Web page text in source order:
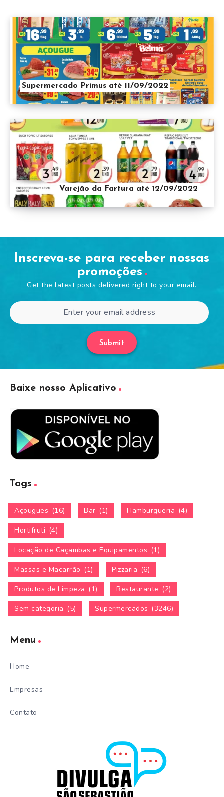
Supermercado Primus até 11/09/2022
Varejão da Fartura até 12/09/2022
Inscreva-se para receber nossas
promoções
Get the latest posts delivered right to your email.
Submit
Baixe nosso Aplicativo
Tags
Açougues (16) Bar (1) Hamburgueria (4)
Hortifruti (4)
Locação de Caçambas e Equipamentos (1)
Massas e Macarrão (1) Pizzaria (6)
Produtos de Limpeza (1) Restaurante (2)
Sem categoria (5) Supermercados (3246)
Menu
Home
Empresas
Contato